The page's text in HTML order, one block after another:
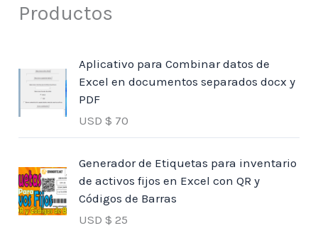
Productos
Aplicativo para Combinar datos de
Excel en documentos separados docx y
PDF
USD $ 70
Generador de Etiquetas para inventario
de activos fijos en Excel con QR y
Códigos de Barras
USD $ 25